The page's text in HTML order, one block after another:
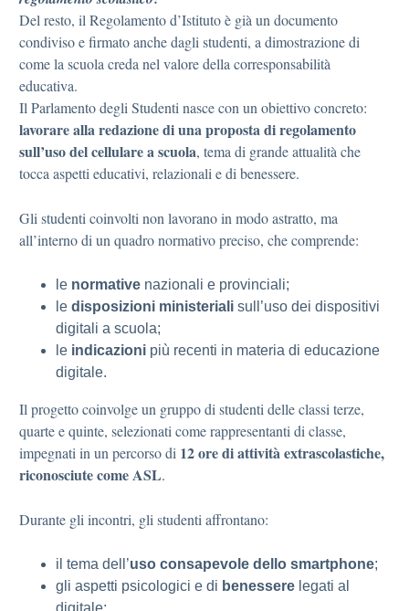
Del resto, il Regolamento d’Istituto è già un documento
condiviso e firmato anche dagli studenti, a dimostrazione di
come la scuola creda nel valore della corresponsabilità
educativa.
Il Parlamento degli Studenti nasce con un obiettivo concreto:
lavorare alla redazione di una proposta di regolamento
sull’uso del cellulare a scuola, tema di grande attualità che
tocca aspetti educativi, relazionali e di benessere.
Gli studenti coinvolti non lavorano in modo astratto, ma
all’interno di un quadro normativo preciso, che comprende:
le normative nazionali e provinciali;
le disposizioni ministeriali sull’uso dei dispositivi
digitali a scuola;
le indicazioni più recenti in materia di educazione
digitale.
Il progetto coinvolge un gruppo di studenti delle classi terze,
quarte e quinte, selezionati come rappresentanti di classe,
impegnati in un percorso di 12 ore di attività extrascolastiche,
riconosciute come ASL.
Durante gli incontri, gli studenti affrontano:
il tema dell’uso consapevole dello smartphone;
gli aspetti psicologici e di benessere legati al
digitale;